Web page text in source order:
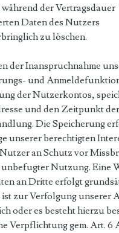
während der Vertragsdauer
Daten des Nutzers
zu löschen.
der Inanspruchnahme
und
der Nutzerkontos,
und den Zeitpunkt
Die Speicherung
unserer berechtigten
an Schutz vor
Nutzung. Eine
an Dritte erfolgt
zur Verfolgung unserer
oder es besteht hierzu
Verpflichtung gem. Art. 6